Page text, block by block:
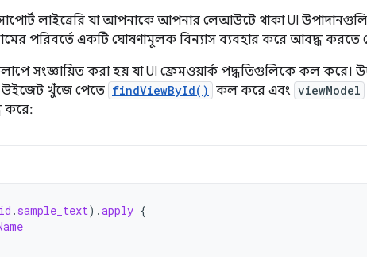
সাপোর্ট লাইব্রেরি যা আপনাকে আপনার লেআউটে থাকা UI
পরিবর্তে একটি ঘোষণামূলক বিন্যাস ব্যবহার করে আবদ্ধ করতে
সংজ্ঞায়িত করা হয় যা UI ফ্রেমওয়ার্ক পদ্ধতিগুলিকে কল করে।
উইজেট খুঁজে পেতে findViewById() কল করে এবং viewModel
করে:
id . sample_text).apply {